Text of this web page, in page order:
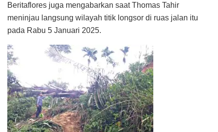
Beritaflores juga mengabarkan saat Thomas Tahir
meninjau langsung wilayah titik longsor di ruas jalan itu
pada Rabu 5 Januari 2025.